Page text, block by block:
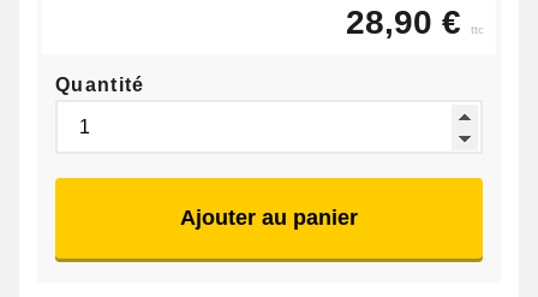
28,90 € ttc
Quantité
Ajouter au panier